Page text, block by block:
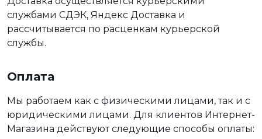
службами СДЭК, Яндекс Доставка и
рассчитывается по расценкам курьерской
службы.
Оплата
Мы работаем как с физическими лицами, так и с
юридическими лицами. Для клиентов Интернет-
Магазина действуют следующие способы оплаты: